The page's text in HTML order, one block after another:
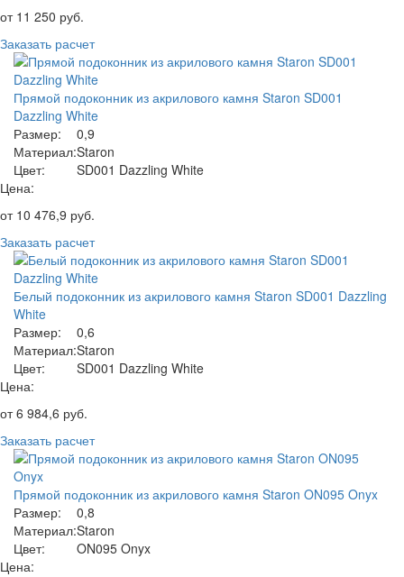
от 11 250 руб.
Заказать расчет
Прямой подоконник из акрилового камня Staron SD001
Dazzling White
Размер:
0,9
Материал:Staron
Цвет:
SD001 Dazzling White
Цена:
от 10 476,9 руб.
Заказать расчет
Белый подоконник из акрилового камня Staron SD001 Dazzling
White
Размер:
0,6
Материал:Staron
Цвет:
SD001 Dazzling White
Цена:
от6 984,6 руб.
Заказать расчет
Прямой подоконник из акрилового камня Staron ON095 Onyx
Размер:
0,8
Материал:Staron
Цвет:
ON095 Onyx
Цена: